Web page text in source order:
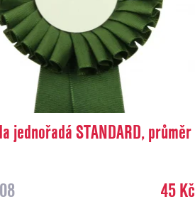
jednořadá STANDARD, průměr
45 Kč